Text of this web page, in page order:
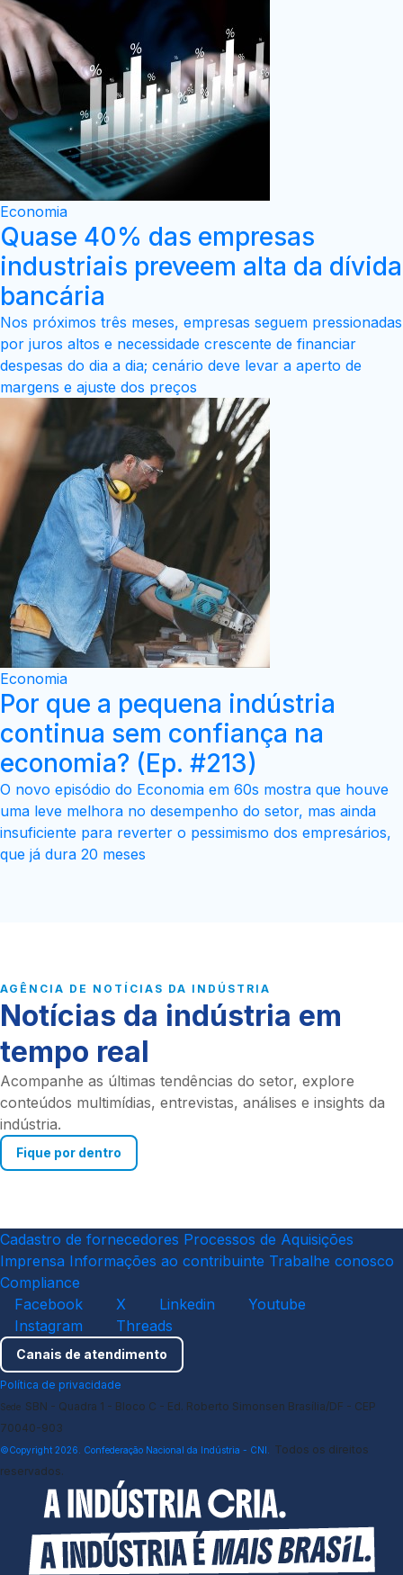
Economia
Quase 40% das empresas
industriais preveem alta da dívida
bancária
Nos próximos três meses, empresas seguem pressionadas
por juros altos e necessidade crescente de financiar
despesas do dia a dia; cenário deve levar a aperto de
margens e ajuste dos preços
Economia
Por que a pequena indústria
continua sem confiança na
economia? (Ep. #213)
O novo episódio do Economia em 60s mostra que houve
uma leve melhora no desempenho do setor, mas ainda
insuficiente para reverter o pessimismo dos empresários,
que já dura 20 meses
AGÊNCIA DE NOTÍCIAS DA INDÚSTRIA
Notícias da indústria em
tempo real
Acompanhe as últimas tendências do setor, explore
conteúdos multimídias, entrevistas, análises e insights da
indústria.
Fique por dentro
Cadastro de fornecedores Processos de Aquisições
Imprensa Informações ao contribuinte Trabalhe conosco
Compliance
Facebook
X Linkedin
Youtube
Instagram
Threads
Canais de atendimento
Política de privacidade
Sede SBN - Quadra 1 - Bloco C - Ed. Roberto Simonsen Brasília/DF - CEP
70040-903
©Copyright 2026. Confederação Nacional da Indústria - CNI.
Todos os direitos
reservados.